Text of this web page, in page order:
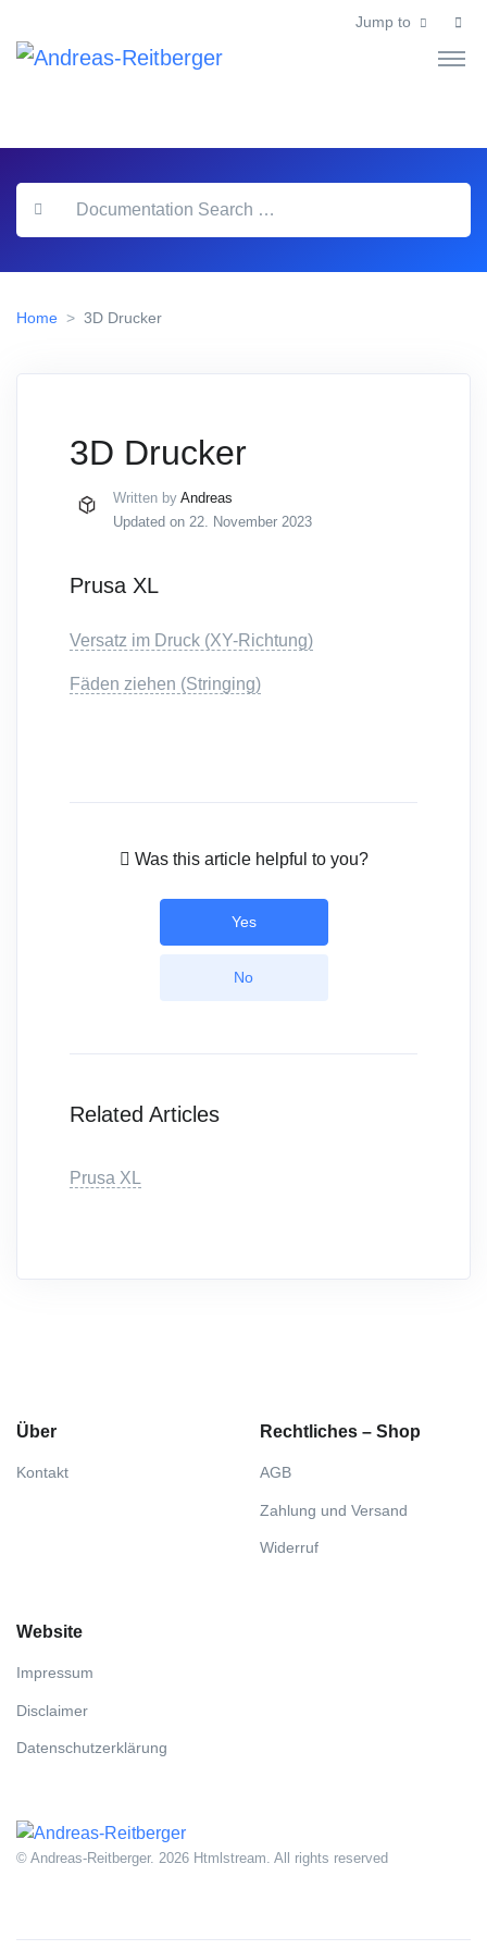
Jump to
Home 3D Drucker
3D Drucker
Written by Andreas
Updated on 22. November 2023
Prusa XL
Versatz im Druck (XY-Richtung)
Fäden ziehen (Stringing)
Was this article helpful to you?
Yes
No
Related Articles
Prusa XL
Über
Kontakt
Rechtliches – Shop
AGB
Zahlung und Versand
Widerruf
Website
Impressum
Disclaimer
Datenschutzerklärung
© Andreas-Reitberger. 2026 Htmlstream. All rights reserved